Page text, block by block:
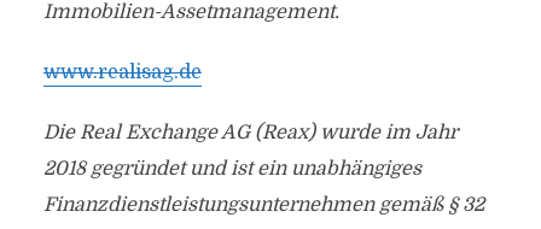
Immobilien-Assetmanagement.
www.realisag.de
Die Real Exchange AG (Reax) wurde im Jahr
2018 gegründet und ist ein unabhängiges
Finanzdienstleistungsunternehmen gemäß § 32